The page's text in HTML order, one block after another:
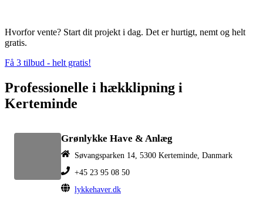
Hvorfor vente? Start dit projekt i dag. Det er hurtigt, nemt og helt
gratis.
Få 3 tilbud - helt gratis!
Professionelle i hækklipning i
Kerteminde
Grønlykke Have & Anlæg
Søvangsparken 14, 5300 Kerteminde, Danmark
+45 23 95 08 50
lykkehaver.dk